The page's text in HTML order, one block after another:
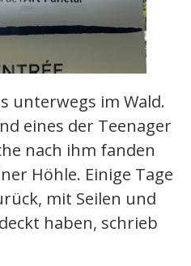
unterwegs im Wald.
eines der Teenager
nach ihm fanden
Höhle. Einige Tage
mit Seilen und
haben, schrieb